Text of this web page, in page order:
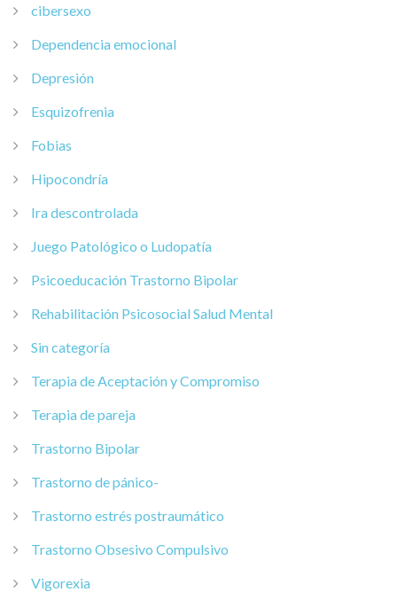
cibersexo
Dependencia emocional
Depresión
Esquizofrenia
Fobias
Hipocondría
Ira descontrolada
Juego Patológico o Ludopatía
Psicoeducación Trastorno Bipolar
Rehabilitación Psicosocial Salud Mental
Sin categoría
Terapia de Aceptación y Compromiso
Terapia de pareja
Trastorno Bipolar
Trastorno de pánico-
Trastorno estrés postraumático
Trastorno Obsesivo Compulsivo
Vigorexia